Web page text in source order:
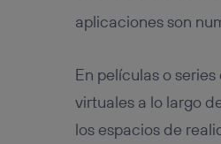
aplicaciones son
En películas o
virtuales a lo largo
los espacios de
conecte